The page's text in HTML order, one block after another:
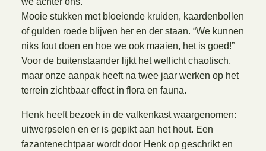
Mooie stukken met bloeiende kruiden, kaardenbollen
of gulden roede blijven her en der staan. “We kunnen
niks fout doen en hoe we ook maaien, het is goed!”
Voor de buitenstaander lijkt het wellicht chaotisch,
maar onze aanpak heeft na twee jaar werken op het
terrein zichtbaar effect in flora en fauna.
Henk heeft bezoek in de valkenkast waargenomen:
uitwerpselen en er is gepikt aan het hout. Een
fazantenechtpaar wordt door Henk op geschrikt en